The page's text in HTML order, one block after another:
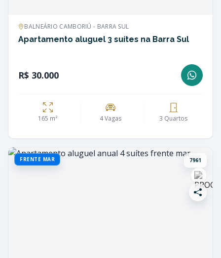
BALNEÁRIO CAMBORIÚ - BARRA SUL
Apartamento aluguel 3 suítes na Barra Sul
R$ 30.000
165 m² 4 Vagas 3 Quartos
FRENTE MAR 7961